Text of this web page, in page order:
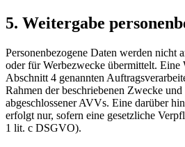
5. Weitergabe
Personenbezogene Daten werden nicht
oder für Werbezwecke übermittelt. Eine
Abschnitt 4 genannten
Rahmen der beschriebenen Zwecke
abgeschlossener AVVs. Eine darüber
erfolgt nur, sofern eine gesetzliche
1 lit. c DSGVO).